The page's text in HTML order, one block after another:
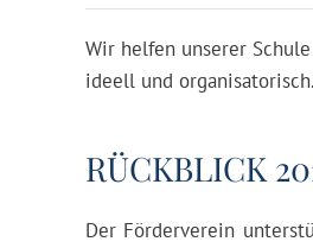
Wir helfen unserer
ideell und organisatorisch.
RÜCKBLICK
Der Förderverein